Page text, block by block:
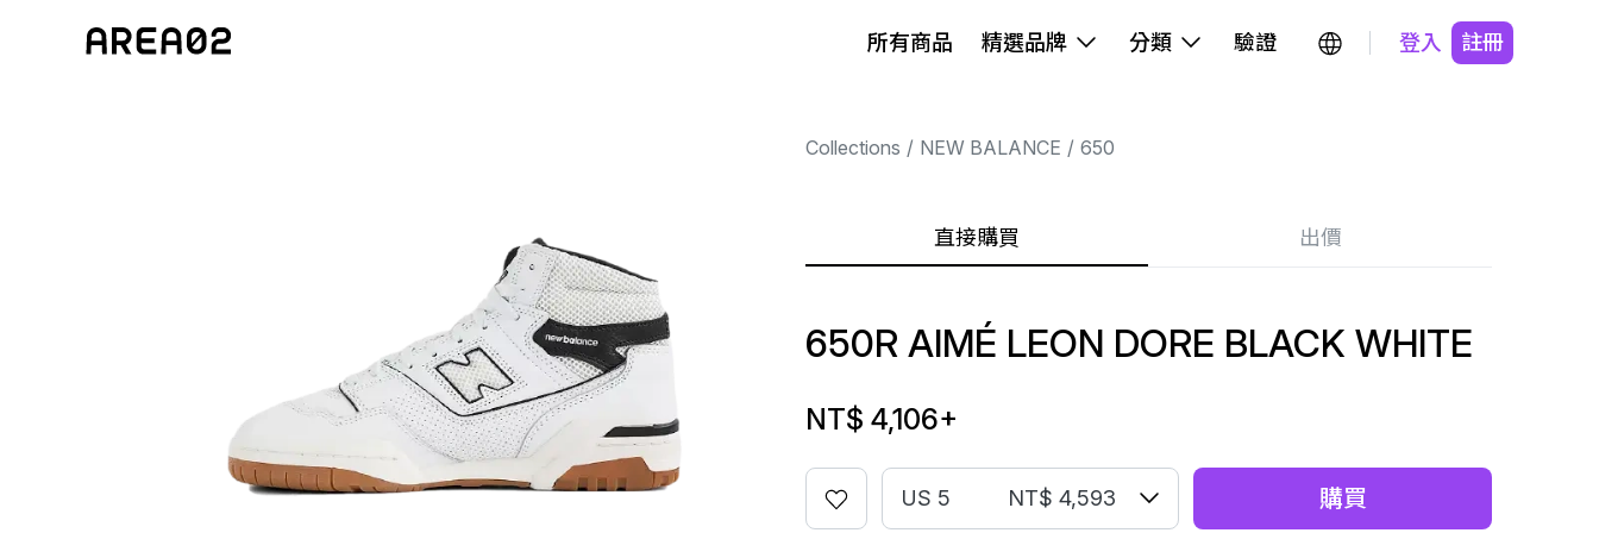
所有商品 精選品牌 分類 驗證 登入 註冊
Collections NEW BALANCE 650
直接購買 出價
650R AIMÉ LEON DORE BLACK WHITE
NT$ 4,106+
US 5 NT$ 4,593 購買